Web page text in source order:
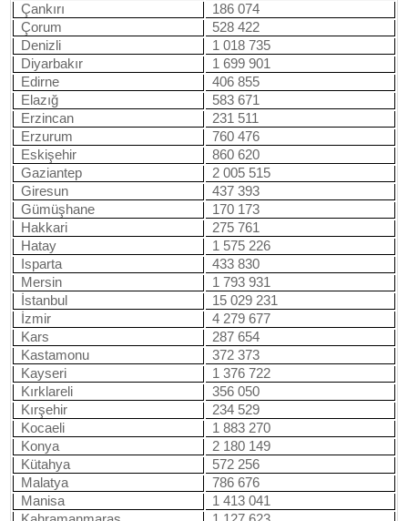
Çankırı
186 074
Çorum
528 422
Denizli
1 018 735
Diyarbakır
1 699 901
Edirne
406 855
Elazığ
583 671
Erzincan
231 511
Erzurum
760 476
Eskişehir
860 620
Gaziantep
2 005 515
Giresun
437 393
Gümüşhane
170 173
Hakkari
275 761
Hatay
1 575 226
Isparta
433 830
Mersin
1 793 931
İstanbul
15 029 231
İzmir
4 279 677
Kars
287 654
Kastamonu
372 373
Kayseri
1 376 722
Kırklareli
356 050
Kırşehir
234 529
Kocaeli
1 883 270
Konya
2 180 149
Kütahya
572 256
Malatya
786 676
Manisa
1 413 041